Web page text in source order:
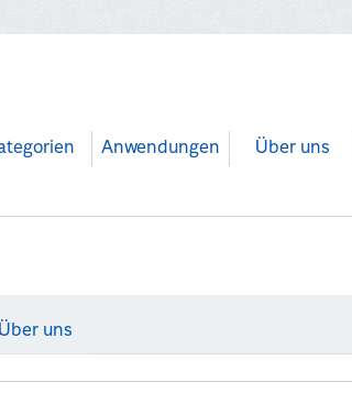
Anwendungen Über uns
Über uns